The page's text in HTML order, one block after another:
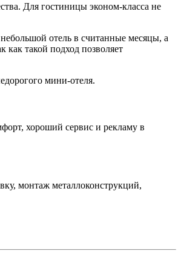
Для гостиницы эконом-класса не
отель в считанные месяцы, а
как такой подход позволяет
мини-отеля.
хороший сервис и рекламу в
монтаж металлоконструкций,